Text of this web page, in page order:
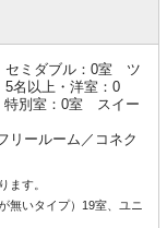
ミダブル：0室 ツ
名以上・洋室：0
別室：0室 スイー
リールーム／コネク
ます。
無いタイプ）19室、ユニ